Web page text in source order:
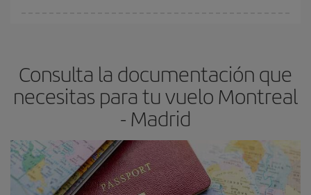
avión más baratos te saldrán. Además, si buscas los vuelos con
las fechas y los horarios del viaje un poco abiertos, podráselegir
el precio más barato.
Consulta la documentación que
necesitas para tu vuelo Montreal
- Madrid